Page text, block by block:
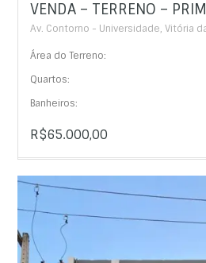
VENDA – TERRENO –
Av. Contorno - Universidade, Vitória
Área do Terreno:
Quartos:
Banheiros:
R$65.000,00